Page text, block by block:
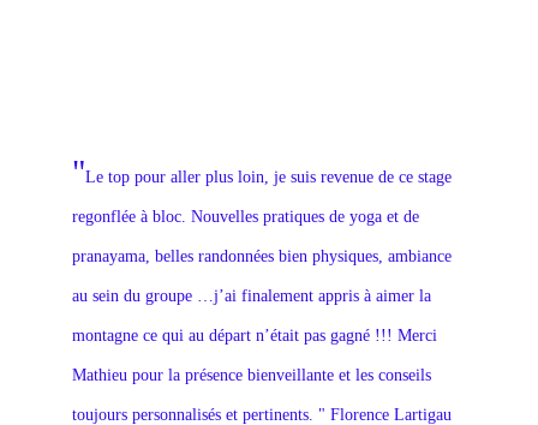
"Le top pour aller plus loin, je suis revenue de ce stage
regonflée à bloc. Nouvelles pratiques de yoga et de
pranayama, belles randonnées bien physiques, ambiance
au sein du groupe …j’ai finalement appris à aimer la
montagne ce qui au départ n’était pas gagné !!! Merci
Mathieu pour la présence bienveillante et les conseils
toujours personnalisés et pertinents. " Florence Lartigau